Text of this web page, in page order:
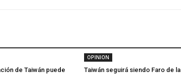
de Taiwán puede
OPINION
Taiwán seguirá siendo Faro de la